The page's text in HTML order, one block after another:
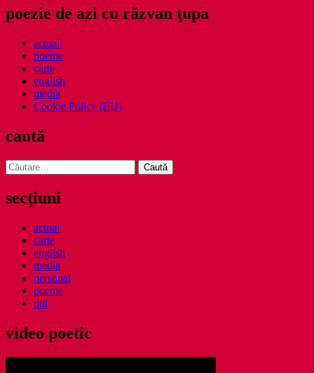
poezie de azi cu răzvan ţupa
actual
poeme
carte
english
media
Cookie Policy (EU)
caută
Caută
după:
secţiuni
actual
carte
english
media
personal
poeme
util
video poetic